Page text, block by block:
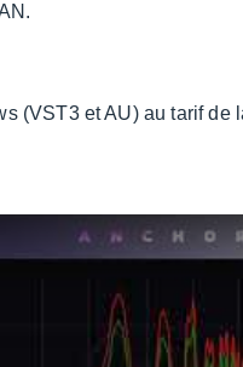
(VST3 et AU) au tarif de